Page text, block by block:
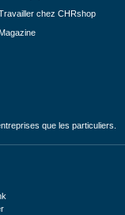
chez CHRshop
que les particuliers.